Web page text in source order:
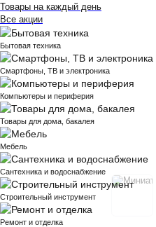
Товары на каждый день
Все акции
Бытовая техника
Смартфоны, ТВ и электроника
Компьютеры и периферия
Товары для дома, бакалея
Мебель
Сантехника и водоснабжение
Строительный инструмент
Ремонт и отделка